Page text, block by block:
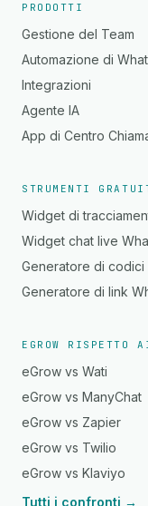
PRODOTTI
Gestione del Team
Automazione di
Integrazioni
Agente IA
App di Centro
STRUMENTI
Widget di
Widget chat live
Generatore di codici
Generatore di link
EGROW RISPETTO
eGrow vs Wati
eGrow vs ManyChat
eGrow vs Zapier
eGrow vs Twilio
eGrow vs Klaviyo
Tutti i confronti →